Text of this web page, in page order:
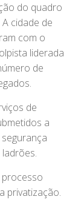
do quadro
cidade de
com o
liderada
de
de
a
privatização.